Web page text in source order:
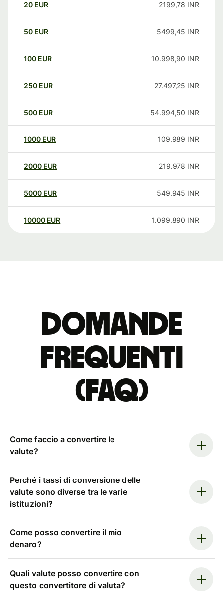
20 EUR 2199,78 INR
50 EUR 5499,45 INR
100 EUR 10.998,90 INR
250 EUR 27.497,25 INR
500 EUR 54.994,50 INR
1000 EUR 109.989 INR
2000 EUR 219.978 INR
5000 EUR 549.945 INR
10000 EUR 1.099.890 INR
Domande
Frequenti
(FAQ)
Come faccio a convertire le
valute?
Perché i tassi di conversione delle
valute sono diverse tra le varie
istituzioni?
Come posso convertire il mio
denaro?
Quali valute posso convertire con
questo convertitore di valuta?